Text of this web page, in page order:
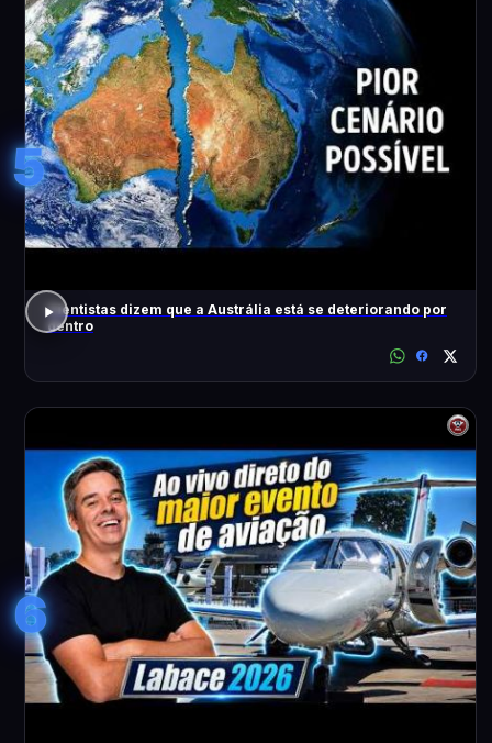
5
Cientistas dizem que a Austrália está se deteriorando por
dentro
6